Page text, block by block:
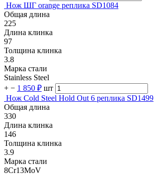
Нож ШГ orange реплика SD1084
Общая длина
225
Длина клинка
97
Толщина клинка
3.8
Марка стали
Stainless Steel
+ − 1 850 ₽ шт
Нож Cold Steel Hold Out 6 реплика SD1499
Общая длина
330
Длина клинка
146
Толщина клинка
3.9
Марка стали
8Cr13MoV